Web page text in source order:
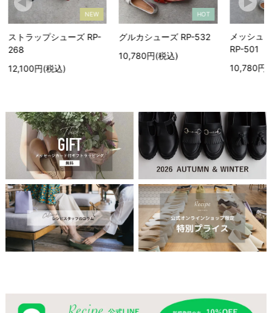
NEW
ーズ RP-
HOT
グルカシューズ RP-532
メッシュオープントゥ